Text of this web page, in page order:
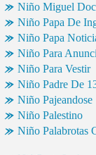
Niño Miguel
Niño Papa De
Niño Papa
Niño Para
Niño Para Vestir
Niño Padre De
Niño Pajeandose
Niño Palestino
Niño Palabrotas